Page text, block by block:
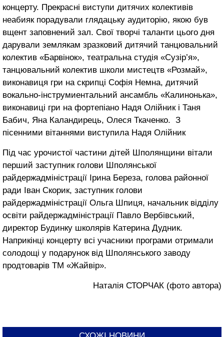
концерту. Прекрасні виступи дитячих колективів
неабияк порадували глядацьку аудиторію, якою був
вщент заповнений зал. Свої творчі таланти цього дня
дарували землякам зразковий дитячий танцювальний
колектив «Барвінок», театральна студія «Сузір’я»,
танцювальний колектив школи мистецтв «Розмай»,
виконавиця гри на скрипці Софія Немна, дитячий
вокально-інструмиентальний ансамбль «Калинонька»,
виконавиці гри на фортепіано Надя Олійник і Таня
Бабич, Яна Каландирець, Олеся Ткаченко. З
пісенними вітаннями виступила Надя Олійник
Під час урочистої частини дітей Шполянщини вітали
перший заступник голови Шполянської
райдержадміністрації Ірина Береза, голова районної
ради Іван Скорик, заступник голови
райдержадміністрації Ольга Шпиця, начальник відділу
освіти райдержадміністрації Павло Вербівський,
директор Будинку школярів Катерина Дудник.
Наприкінці концерту всі учасники програми отримали
солодощі у подарунок від Шполянського заводу
продтоварів ТМ «Жайвір».
Наталія СТОРЧАК (фото автора)